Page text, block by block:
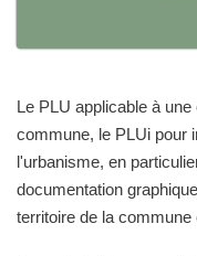
Le PLU applicable à
commune, le PLUi pour
l'urbanisme, en
documentation
territoire de la commune